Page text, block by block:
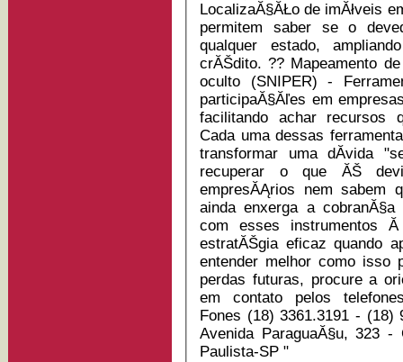
LocalizaĂ§ĂŁo de imĂłveis
permitem saber se o
qualquer estado,
crĂŠdito. ?? Mapeamento de vĂ­nculos empresariais e patrimĂ´nio
oculto (SNIPER) -
participaĂ§Ăľes em
facilitando achar recursos
Cada uma dessas
transformar uma dĂ­vida
recuperar o que ĂŠ
empresĂĄrios nem sabem que existem. A
ainda enxerga a cobranĂ§a
com esses instrumentos
estratĂŠgia eficaz quando
entender melhor como
perdas futuras, procure a
em contato pelos
Fones (18) 3361.3191 - (18)
Avenida ParaguaĂ§u, 323 -
Paulista-SP "